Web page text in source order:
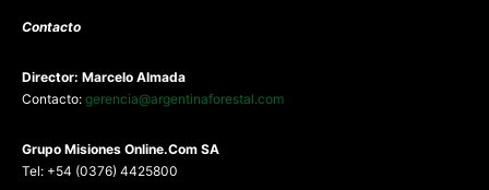
Contacto
Director: Marcelo Almada
Contacto: gerencia@argentinaforestal.com
Grupo Misiones Online.Com SA
Tel: +54 (0376) 4425800